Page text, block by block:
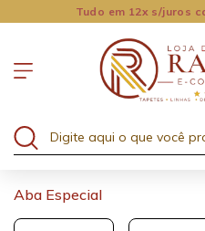
Tudo em 12x s/juros
Aba Especial